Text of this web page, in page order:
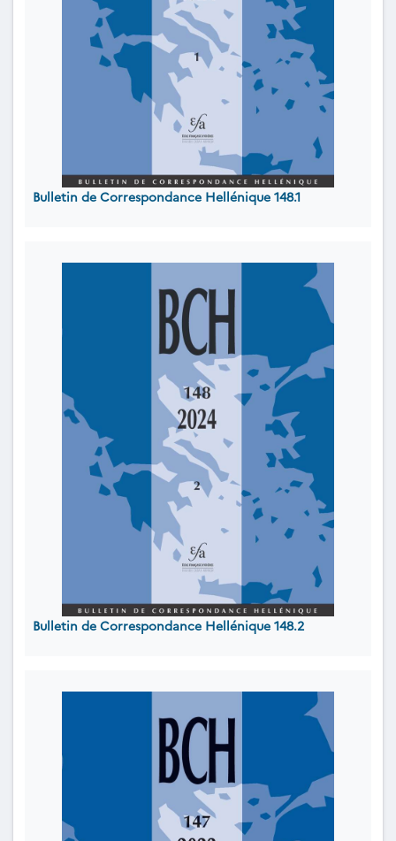
Bulletin de Correspondance Hellénique 148.1
Bulletin de Correspondance Hellénique 148.2